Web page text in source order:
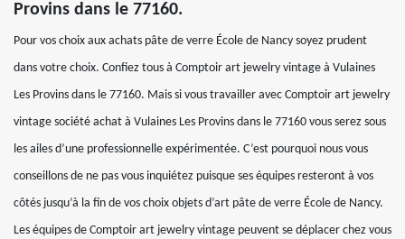
Provins dans le 77160.
Pour vos choix aux achats pâte de verre École de Nancy soyez prudent
dans votre choix. Confiez tous à Comptoir art jewelry vintage à Vulaines
Les Provins dans le 77160. Mais si vous travailler avec Comptoir art jewelry
vintage société achat à Vulaines Les Provins dans le 77160 vous serez sous
les ailes d’une professionnelle expérimentée. C’est pourquoi nous vous
conseillons de ne pas vous inquiétez puisque ses équipes resteront à vos
côtés jusqu’à la fin de vos choix objets d’art pâte de verre École de Nancy.
Les équipes de Comptoir art jewelry vintage peuvent se déplacer chez vous